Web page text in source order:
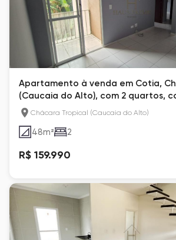
Apartamento à venda em Cotia,
(Caucaia do Alto), com 2 quartos,
Chácara Tropical (Caucaia do Alto)
48m² 2
R$ 159.990